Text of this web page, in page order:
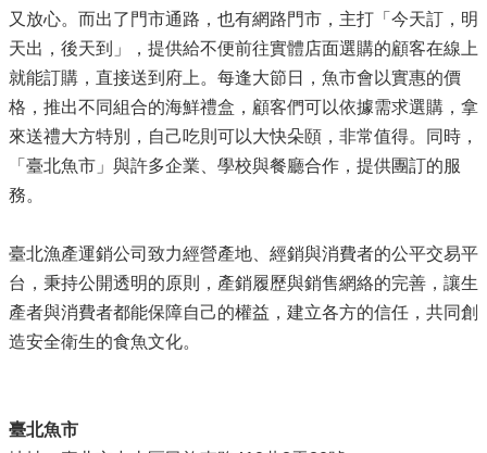
又放心。而出了門市通路，也有網路門市，主打「今天訂，明
天出，後天到」，提供給不便前往實體店面選購的顧客在線上
就能訂購，直接送到府上。每逢大節日，魚市會以實惠的價
格，推出不同組合的海鮮禮盒，顧客們可以依據需求選購，拿
來送禮大方特別，自己吃則可以大快朵頤，非常值得。同時，
「臺北魚市」與許多企業、學校與餐廳合作，提供團訂的服
務。
臺北漁產運銷公司致力經營產地、經銷與消費者的公平交易平
台，秉持公開透明的原則，產銷履歷與銷售網絡的完善，讓生
產者與消費者都能保障自己的權益，建立各方的信任，共同創
造安全衛生的食魚文化。
臺北魚市